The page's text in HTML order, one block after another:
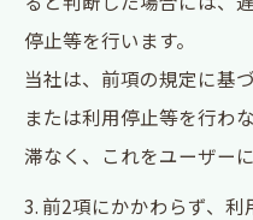
停止等を行います。
当社は、前項の規定に基
または利用停止等を行わ
滞なく、これをユーザー
3. 前2項にかかわらず、